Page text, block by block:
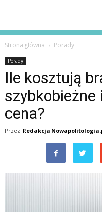
Strona główna Porady
Porady
Ile kosztują
szybkobieżne
cena?
Przez Redakcja